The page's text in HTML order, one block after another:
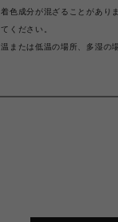
色成分が混ざることがあり
ください。
または低温の場所、多湿の